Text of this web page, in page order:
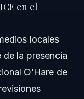
a viajeros
en el
locales
la presencia
O’Hare de